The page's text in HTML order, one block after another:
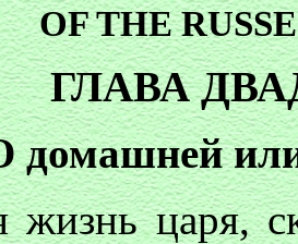
OF THE
ГЛАВА
домашней
царя,